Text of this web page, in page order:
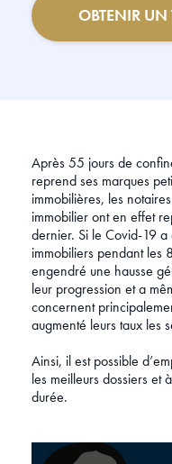
OBTENIR
Après 55 jours de
reprend ses marques
immobilières, les
immobilier ont en effet
dernier. Si le Covid-19 a
immobiliers pendant les
engendré une hausse
leur progression et a
concernent
augmenté leurs taux les
Ainsi, il est possible
les meilleurs dossiers et
durée.